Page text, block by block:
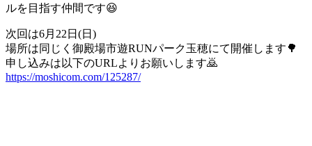
ルを目指す仲間です😆
次回は6月22日(日)
場所は同じく御殿場市遊RUNパーク玉穂にて開催します🌳
申し込みは以下のURLよりお願いします🙇
https://moshicom.com/125287/